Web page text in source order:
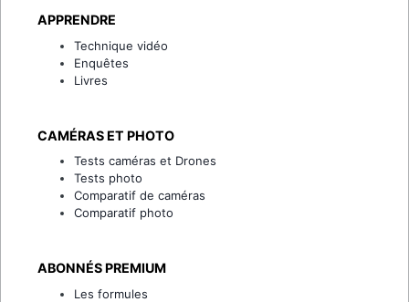
APPRENDRE
Technique vidéo
Enquêtes
Livres
CAMÉRAS ET PHOTO
Tests caméras et Drones
Tests photo
Comparatif de caméras
Comparatif photo
ABONNÉS PREMIUM
Les formules